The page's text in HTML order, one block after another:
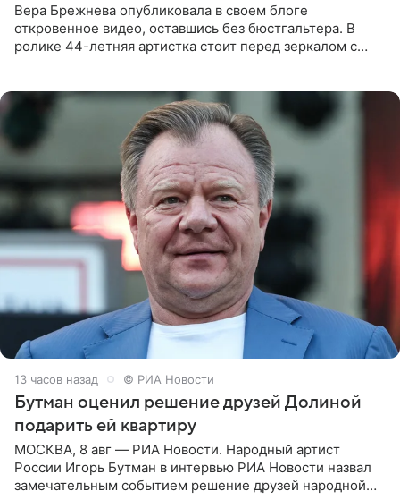
Вера Брежнева опубликовала в своем блоге
откровенное видео, оставшись без бюстгальтера. В
ролике 44-летняя артистка стоит перед зеркалом с
13 часов назад © РИА Новости
Бутман оценил решение друзей Долиной
подарить ей квартиру
МОСКВА, 8 авг — РИА Новости. Народный артист
России Игорь Бутман в интервью РИА Новости назвал
замечательным событием решение друзей народной